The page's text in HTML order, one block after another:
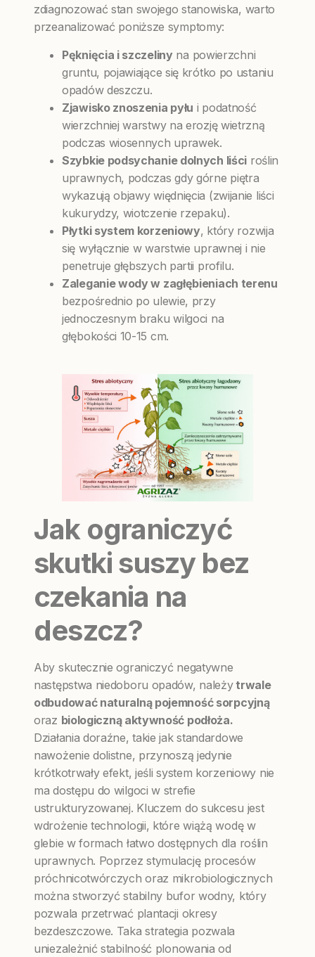
zdiagnozować stan swojego stanowiska, warto
przeanalizować poniższe symptomy:
Pęknięcia i szczelinyna powierzchni
gruntu, pojawiające się krótko po ustaniu
opadów deszczu.
Zjawisko znoszenia pyłu i podatność
wierzchniej warstwy na erozję wietrzną
podczas wiosennych uprawek.
Szybkie podsychanie dolnych liści roślin
uprawnych, podczas gdy górne piętra
wykazują objawy więdnięcia (zwijanie liści
kukurydzy, wiotczenie rzepaku).
Płytki system korzeniowy, który rozwija
się wyłącznie w warstwie uprawnej i nie
penetruje głębszych partii profilu.
Zaleganie wody w zagłębieniach terenu
bezpośrednio po ulewie, przy
jednoczesnym braku wilgoci na
głębokości 10-15 cm.
Jak ograniczyć
skutki suszy bez
czekania na
deszcz?
Aby skutecznie ograniczyć negatywne
następstwa niedoboru opadów, należytrwale
odbudować naturalną pojemność sorpcyjną
oraz biologiczną aktywność podłoża.
Działania doraźne, takie jak standardowe
nawożenie dolistne, przynoszą jedynie
krótkotrwały efekt, jeśli system korzeniowy nie
ma dostępu do wilgoci w strefie
ustrukturyzowanej. Kluczem do sukcesu jest
wdrożenie technologii, które wiążą wodę w
glebie w formach łatwo dostępnych dla roślin
uprawnych. Poprzez stymulację procesów
próchnicotwórczych oraz mikrobiologicznych
można stworzyć stabilny bufor wodny, który
pozwala przetrwać plantacji okresy
bezdeszczowe. Taka strategia pozwala
uniezależnić stabilność plonowania od